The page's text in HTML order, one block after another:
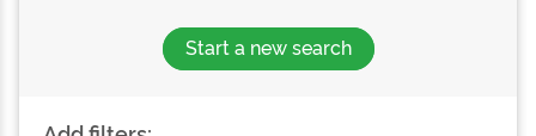
Start a new search